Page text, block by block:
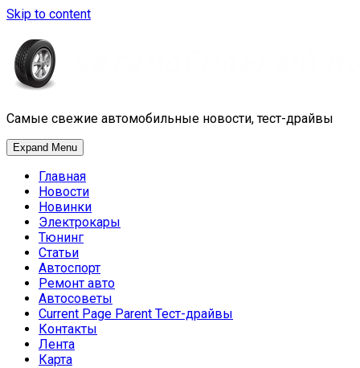
Skip to content
Самые свежие автомобильные новости, тест-драйвы
Expand Menu
Главная
Новости
Новинки
Электрокары
Тюнинг
Статьи
Автоспорт
Ремонт авто
Автосоветы
Current Page Parent Тест-драйвы
Контакты
Лента
Карта